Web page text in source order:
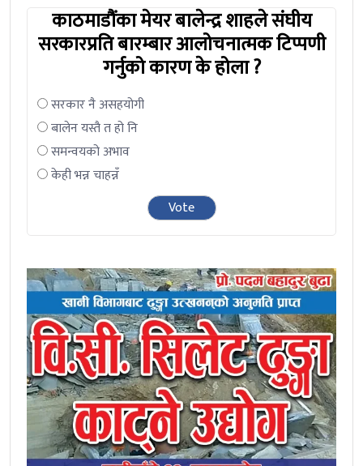
काठमाडौंका मेयर बालेन्द्र शाहले संघीय
सरकारप्रति बारम्बार आलोचनात्मक टिप्पणी
गर्नुको कारण के होला ?
सरकार नै असहयोगी
बालेन यस्तै त हो नि
समन्वयको अभाव
केही भन्न चाहन्नँ